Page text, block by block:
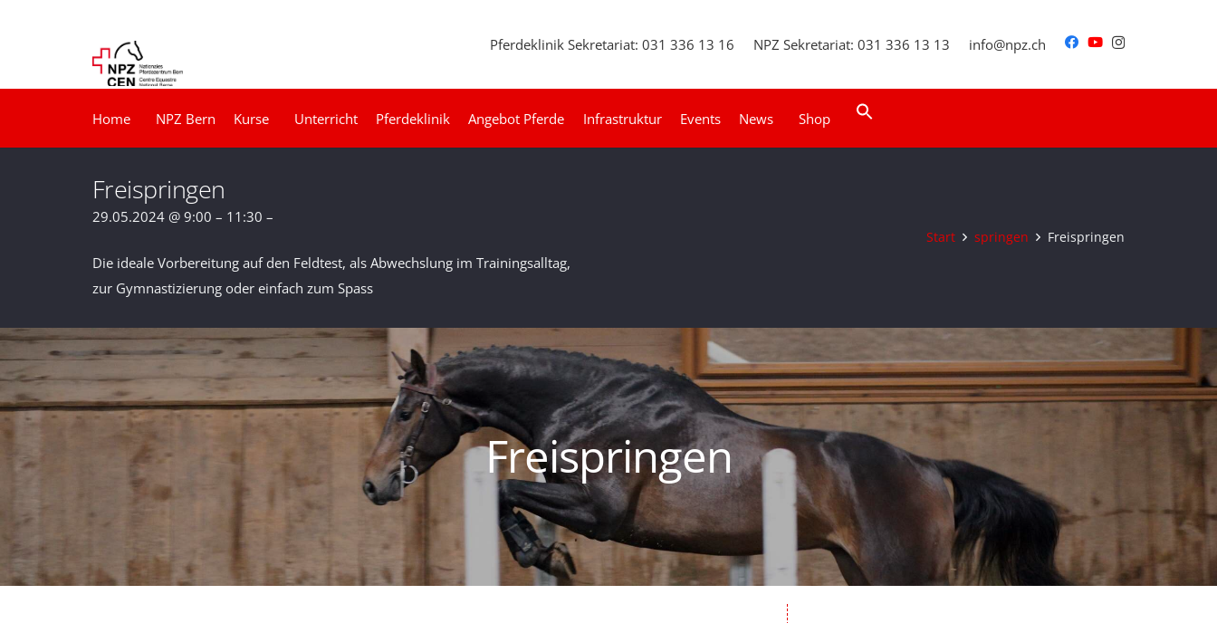
Pferdeklinik Sekretariat: 031 336 13 16 NPZ Sekretariat: 031 336 13 13 info@npz.ch
Home NPZ Bern Kurse Unterricht Pferdeklinik Angebot Pferde Infrastruktur Events News Shop for:
Freispringen
29.05.2024 @ 9:00 – 11:30 –
Die ideale Vorbereitung auf den Feldtest, als Abwechslung im Trainingsalltag,
zur Gymnastizierung oder einfach zum Spass
Start springen Freispringen
Freispringen